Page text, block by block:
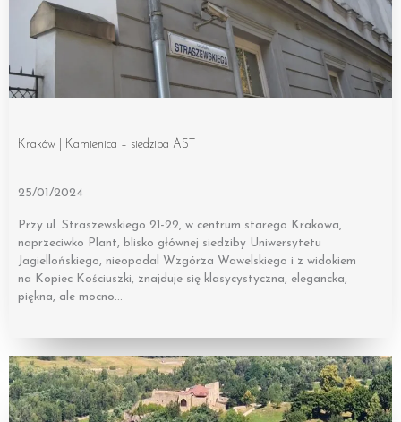
Kraków | Kamienica – siedziba AST
25/01/2024
Przy ul. Straszewskiego 21-22, w centrum starego Krakowa,
naprzeciwko Plant, blisko głównej siedziby Uniwersytetu
Jagiellońskiego, nieopodal Wzgórza Wawelskiego i z widokiem
na Kopiec Kościuszki, znajduje się klasycystyczna, elegancka,
piękna, ale mocno…